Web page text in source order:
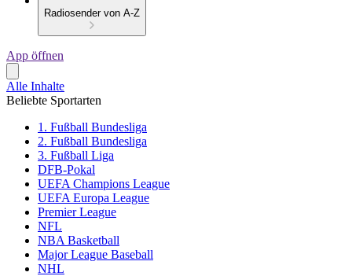
Radiosender von A-Z
App öffnen
Alle Inhalte
Beliebte Sportarten
1. Fußball Bundesliga
2. Fußball Bundesliga
3. Fußball Liga
DFB-Pokal
UEFA Champions League
UEFA Europa League
Premier League
NFL
NBA Basketball
Major League Baseball
NHL